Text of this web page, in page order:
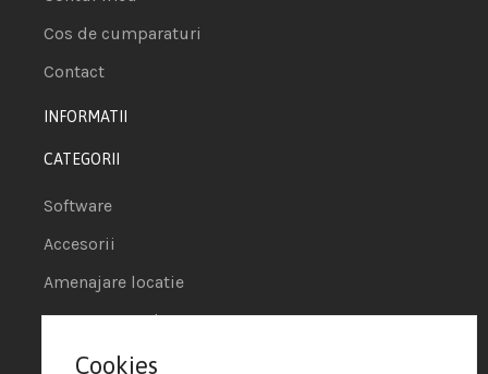
Cos de cumparaturi
Contact
INFORMATII
CATEGORII
Software
Accesorii
Amenajare locatie
POS - Puncte de vanzare
Termeni si conditii
Cookies